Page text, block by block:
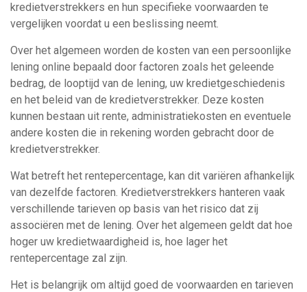
kredietverstrekkers en hun specifieke voorwaarden te
vergelijken voordat u een beslissing neemt.
Over het algemeen worden de kosten van een persoonlijke
lening online bepaald door factoren zoals het geleende
bedrag, de looptijd van de lening, uw kredietgeschiedenis
en het beleid van de kredietverstrekker. Deze kosten
kunnen bestaan uit rente, administratiekosten en eventuele
andere kosten die in rekening worden gebracht door de
kredietverstrekker.
Wat betreft het rentepercentage, kan dit variëren afhankelijk
van dezelfde factoren. Kredietverstrekkers hanteren vaak
verschillende tarieven op basis van het risico dat zij
associëren met de lening. Over het algemeen geldt dat hoe
hoger uw kredietwaardigheid is, hoe lager het
rentepercentage zal zijn.
Het is belangrijk om altijd goed de voorwaarden en tarieven